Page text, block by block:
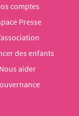
comptes
Presse
des enfants
Nous aider